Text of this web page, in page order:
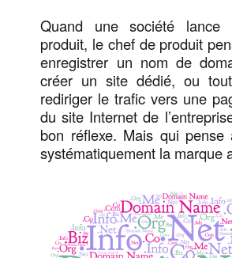
Quand une société lance
produit, le chef de produit
enregistrer un nom de
créer un site dédié, ou
rediriger le trafic vers une
du site Internet de
bon réflexe. Mais qui pense
systématiquement la marque